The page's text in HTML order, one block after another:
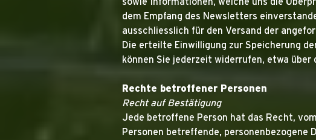
dem Empfang des Newsletters
ausschliesslich für den Versand der
Die erteilte Einwilligung zur Speicherung
können Sie jederzeit widerrufen, etwa
Rechte betroffener Personen
Recht auf Bestätigung
Jede betroffene Person hat das Recht,
Personen betreffende,